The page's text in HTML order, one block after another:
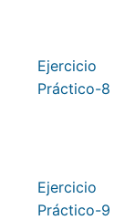
Ejercicio
Práctico-8
Ejercicio
Práctico-9